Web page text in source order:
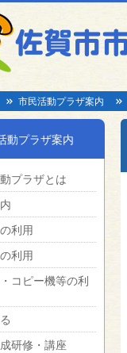
市民活動プラザ案内
動プラザ案内
プラザとは
利用
利用
コピー機等の利
研修・講座